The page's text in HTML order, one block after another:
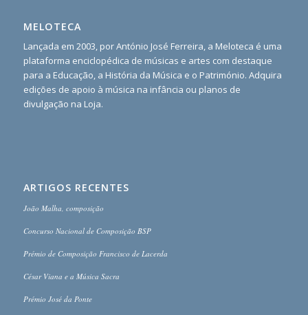
MELOTECA
Lançada em 2003, por António José Ferreira, a Meloteca é uma
plataforma enciclopédica de músicas e artes com destaque
para a Educação, a História da Música e o Património. Adquira
edições de apoio à música na infância ou planos de
divulgação na Loja.
ARTIGOS RECENTES
João Malha, composição
Concurso Nacional de Composição BSP
Prémio de Composição Francisco de Lacerda
César Viana e a Música Sacra
Prémio José da Ponte